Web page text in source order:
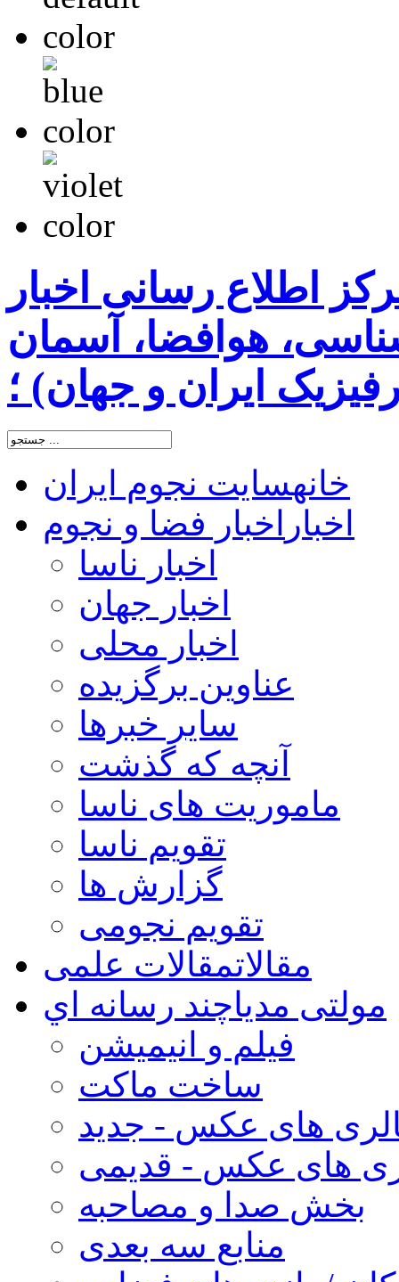
اطلاع رسانی اخبار
هوافضا، آسمان
ایران و جهان) ؛
خانهسایت نجوم ایران
اخبار اخبار فضا و نجوم
اخبار ناسا
اخبار جهان
اخبار محلی
عناوین برگزیده
سایر خبرها
آنچه که گذشت
ماموریت های ناسا
تقویم ناسا
گزارش ها
تقویم نجومی
مقالاتمقالات علمی
مولتی مدیاچند رسانه اي
فیلم و انیمیشن
ساخت ماکت
های عکس - جدید
های عکس - قدیمی
بخش صدا و مصاحبه
منابع سه بعدی